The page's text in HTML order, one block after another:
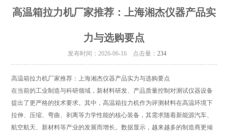
高温箱拉力机厂家推荐：上海湘杰仪器产品实
力与选购要点
发布时间：2026-06-16 点击量： 234
高温箱拉力机厂家推荐：上海湘杰仪器产品实力与选购要点
在当前的工业制造与科研领域，新材料研发、产品质量控制对测试仪器设备
提出了更严格的技术要求。其中，高温箱拉力机作为评测材料在高温环境下
拉伸、压缩、弯曲、剥离等力学性能的核心装备，其需求随着新能源汽车、
航空航天、新材料等产业的发展而增长。数据显示，越来越多的制造商更倾